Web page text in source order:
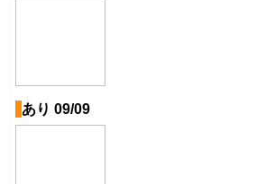
あり 09/09